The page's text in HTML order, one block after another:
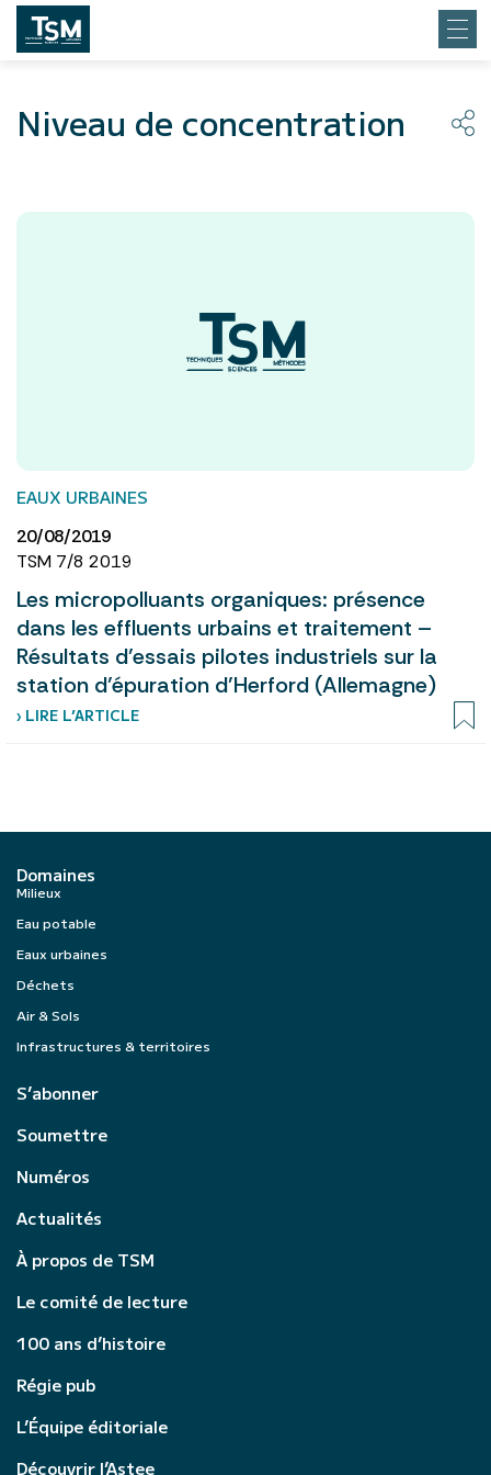
Niveau de concentration
EAUX URBAINES
20/08/2019
TSM 7/8 2019
Les micropolluants organiques: présence
dans les effluents urbains et traitement –
Résultats d’essais pilotes industriels sur la
station d’épuration d’Herford (Allemagne)
› LIRE L’ARTICLE
Domaines
Milieux
Eau potable
Eaux urbaines
Déchets
Air & Sols
Infrastructures & territoires
S’abonner
Soumettre
Numéros
Actualités
À propos de TSM
Le comité de lecture
100 ans d’histoire
Régie pub
L’Équipe éditoriale
Découvrir l’Astee